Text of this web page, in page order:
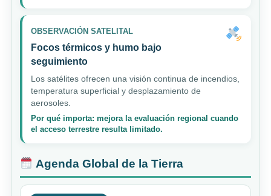
OBSERVACIÓN SATELITAL
Focos térmicos y humo bajo
seguimiento
Los satélites ofrecen una visión continua de incendios,
temperatura superficial y desplazamiento de
aerosoles.
Por qué importa: mejora la evaluación regional cuando
el acceso terrestre resulta limitado.
Agenda Global de la Tierra